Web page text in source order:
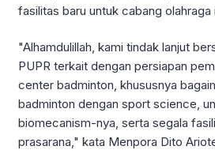
fasilitas baru untuk cabang olahraga
"Alhamdulillah, kami tindak lanjut
PUPR terkait dengan persiapan
center badminton, khususnya
badminton dengan sport science,
biomecanism-nya, serta segala
prasarana," kata Menpora Dito